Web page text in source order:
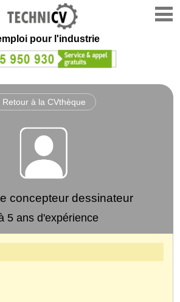
pour l'industrie
Retour à la CVthèque
concepteur dessinateur
5 ans d'expérience